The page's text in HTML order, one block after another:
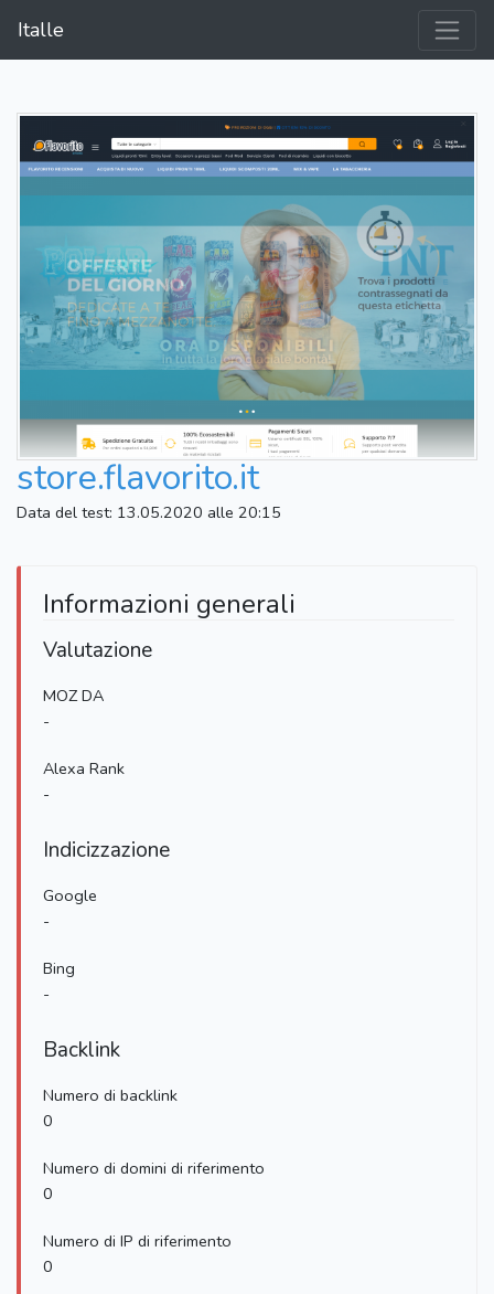
Italle
store.flavorito.it
Data del test: 13.05.2020 alle 20:15
Informazioni generali
Valutazione
MOZ DA
-
Alexa Rank
-
Indicizzazione
Google
-
Bing
-
Backlink
Numero di backlink
0
Numero di domini di riferimento
0
Numero di IP di riferimento
0